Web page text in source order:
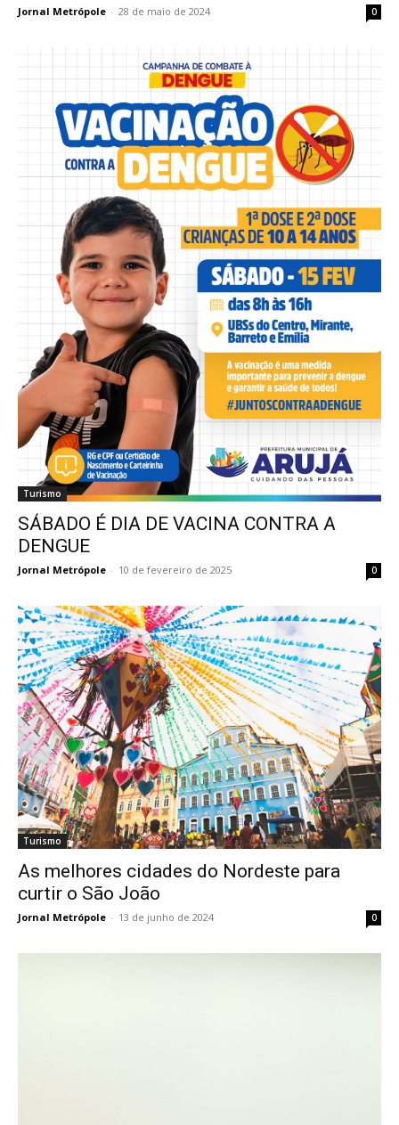
Jornal Metrópole - 28 de maio de 2024 0
Turismo
SÁBADO É DIA DE VACINA CONTRA A
DENGUE
Jornal Metrópole - 10 de fevereiro de 2025 0
Turismo
As melhores cidades do Nordeste para
curtir o São João
Jornal Metrópole - 13 de junho de 2024 0